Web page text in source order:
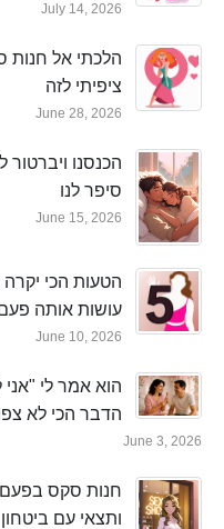
July 14, 2026
הלכתי אל חנות
ציפיתי לזה
June 28, 2026
הכנסנו
סיפר לנו
June 15, 2026
הטעות הכי יקרה
עושות אותה
June 10, 2026
הוא אמר לי
הדבר הכי לא
June 3, 2026
חנות סקס בפעם
ותצאי עם ביטחון